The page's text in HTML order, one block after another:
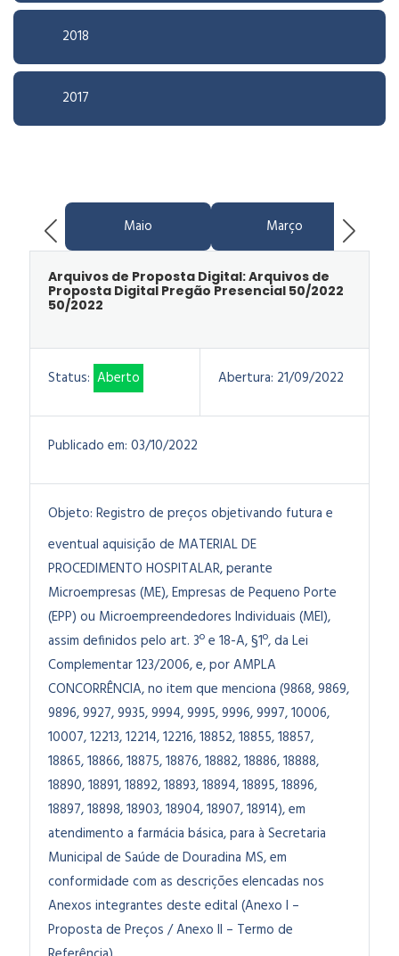
2018
2017
Maio Março
Arquivos de Proposta Digital: Arquivos de
Proposta Digital Pregão Presencial 50/2022
50/2022
Status: Aberto Abertura: 21/09/2022
Publicado em: 03/10/2022
Objeto: Registro de preços objetivando futura e
eventual aquisição de MATERIAL DE
PROCEDIMENTO HOSPITALAR, perante
Microempresas (ME), Empresas de Pequeno Porte
(EPP) ou Microempreendedores Individuais (MEI),
assim definidos pelo art. 3º e 18-A, §1º, da Lei
Complementar 123/2006, e, por AMPLA
CONCORRÊNCIA, no item que menciona (9868, 9869,
9896, 9927, 9935, 9994, 9995, 9996, 9997, 10006,
10007, 12213, 12214, 12216, 18852, 18855, 18857,
18865, 18866, 18875, 18876, 18882, 18886, 18888,
18890, 18891, 18892, 18893, 18894, 18895, 18896,
18897, 18898, 18903, 18904, 18907, 18914), em
atendimento a farmácia básica, para à Secretaria
Municipal de Saúde de Douradina MS, em
conformidade com as descrições elencadas nos
Anexos integrantes deste edital (Anexo I –
Proposta de Preços / Anexo II – Termo de